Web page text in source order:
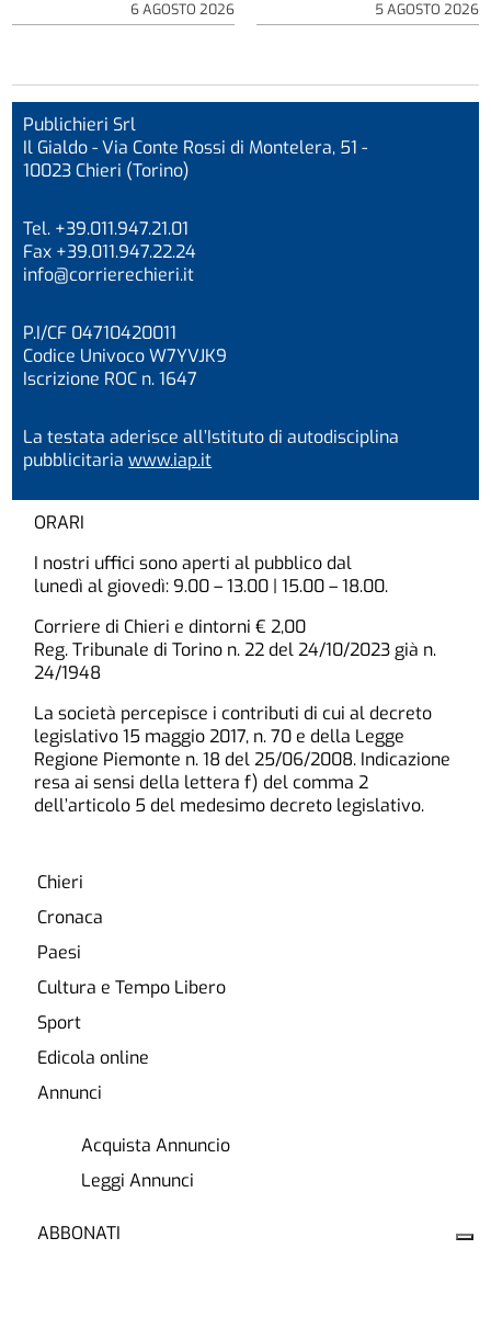
6 AGOSTO 2026 5 AGOSTO 2026
Publichieri Srl
Il Gialdo - Via Conte Rossi di Montelera, 51 -
10023 Chieri (Torino)
Tel. +39.011.947.21.01
Fax +39.011.947.22.24
info@corrierechieri.it
P.I/CF 04710420011
Codice Univoco W7YVJK9
Iscrizione ROC n. 1647
La testata aderisce all’Istituto di autodisciplina
pubblicitariawww.iap.it
ORARI
I nostri uffici sono aperti al pubblico dal
lunedì al giovedì: 9.00 – 13.00 | 15.00 – 18.00.
Corriere di Chieri e dintorni € 2,00
Reg. Tribunale di Torino n. 22 del 24/10/2023 già n.
24/1948
La società percepisce i contributi di cui al decreto
legislativo 15 maggio 2017, n. 70 e della Legge
Regione Piemonte n. 18 del 25/06/2008. Indicazione
resa ai sensi della lettera f) del comma 2
dell’articolo 5 del medesimo decreto legislativo.
Chieri
Cronaca
Paesi
Cultura e Tempo Libero
Sport
Edicola online
Annunci
Acquista Annuncio
Leggi Annunci
ABBONATI